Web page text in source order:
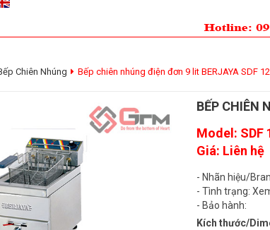
Chiên Nhúng Bếp chiên nhúng điện đơn 9 lit BERJAYA SDF 12
BẾP CHIÊN
Model: SDF
Giá: Liên hệ
- Nhãn hiệu/
- Tình trạng:
- Bảo hành:
Kích thước/